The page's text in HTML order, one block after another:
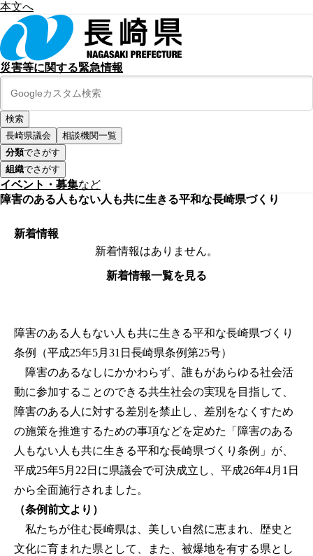
本文へ
災害等に関する緊急情報
長崎県議会
相談機関一覧
分類でさがす
組織でさがす
イベント・募集など
障害のある人もない人も共に生きる平和な長崎県づくり
新着情報
新着情報はありません。
新着情報一覧を見る
障害のある人もない人も共に生きる平和な長崎県づくり
条例（平成25年5月31日長崎県条例第25号）
障害のあるなしにかかわらず、誰もがあらゆる社会活
動に参加することのできる共生社会の実現を目指して、
障害のある人に対する差別を禁止し、差別をなくすため
の施策を推進するための事項などを定めた「障害のある
人もない人も共に生きる平和な長崎県づくり条例」が、
平成25年5月22日に県議会で可決成立し、平成26年4月1日
から全面施行されました。
（条例前文より）
私たちが住む長崎県は、美しい自然に恵まれ、歴史と
文化に育まれた県として、また、被爆地を有する県とし